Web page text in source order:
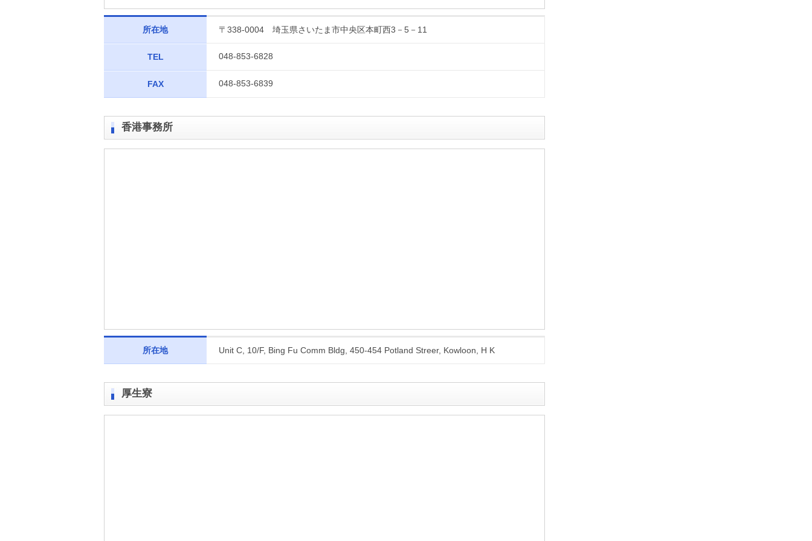
所在地 〒338-0004 埼玉県さいたま市中央区本町西3－5－11
TEL 048-853-6828
FAX 048-853-6839
香港事務所
所在地 Unit C, 10/F, Bing Fu Comm Bldg, 450-454 Potland Streer, Kowloon, H K
厚生寮